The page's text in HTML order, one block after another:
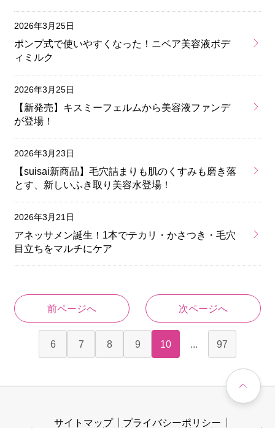
2026年3月25日
ポンプ式で使いやすくなった！ニベア美容液ボデ
ィミルク
2026年3月25日
【新発売】キスミーフェルムから美容液ファンデ
が登場！
2026年3月23日
【suisai新商品】毛穴詰まりも肌のくすみも磨き落
とす、新しいふき取り美容水登場！
2026年3月21日
アネッサメン誕生！1本でテカリ・かさつき・毛穴
目立ちをマルチにケア
前ページへ 次ページへ
6 7 8 9 10 ... 97
サイトマップ
プライバシーポリシー